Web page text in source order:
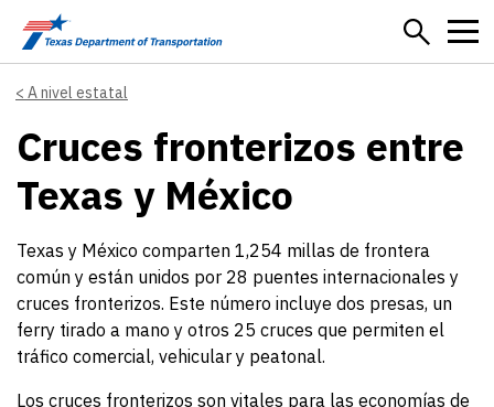
Skip to main content
A nivel estatal
Cruces fronterizos entre
Texas y México
Texas y México comparten 1,254 millas de frontera
común y están unidos por 28 puentes internacionales y
cruces fronterizos. Este número incluye dos presas, un
ferry tirado a mano y otros 25 cruces que permiten el
tráfico comercial, vehicular y peatonal.
Los cruces fronterizos son vitales para las economías de